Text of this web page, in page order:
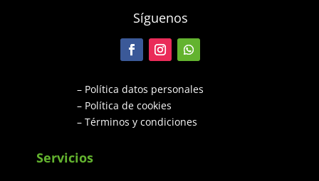
Síguenos
– Política datos personales
– Política de cookies
– Términos y condiciones
Servicios